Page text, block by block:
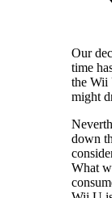
Our
time
the Wii
might
down
What